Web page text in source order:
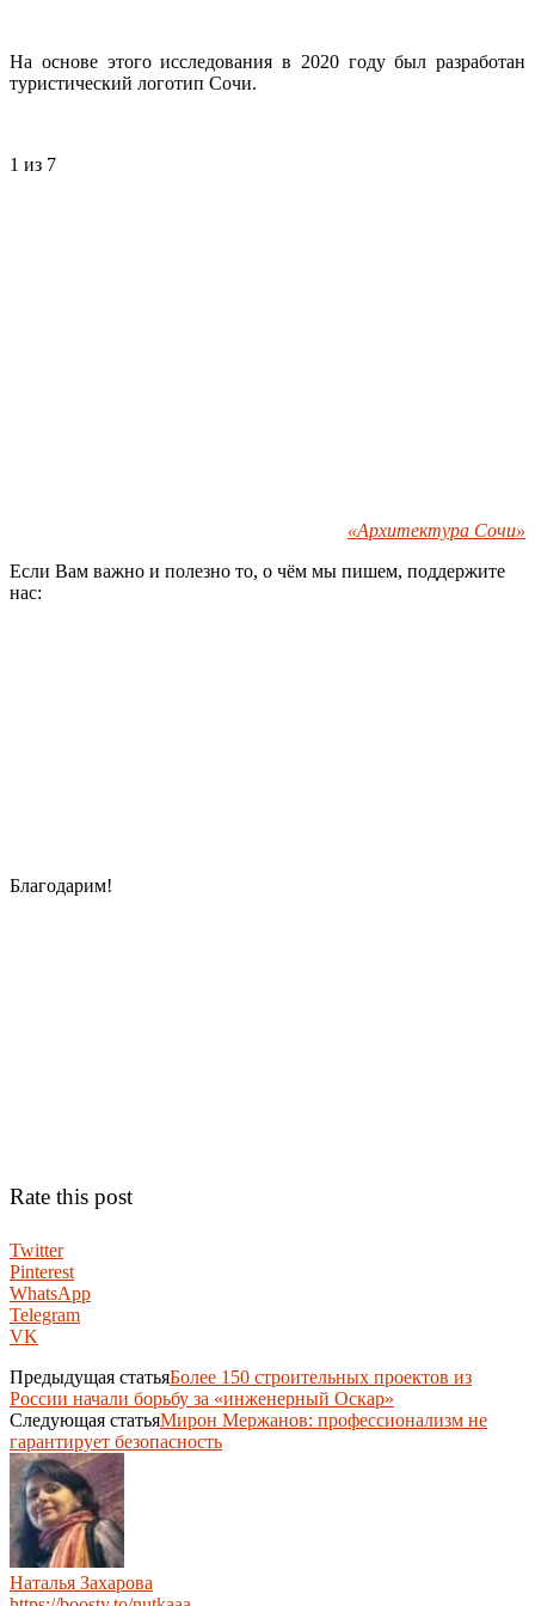
На основе этого исследования в 2020 году был разработан
туристический логотип Сочи.
1 из 7
«Архитектура Сочи»
Если Вам важно и полезно то, о чём мы пишем, поддержите
нас:
Благодарим!
Rate this post
Twitter
Pinterest
WhatsApp
Telegram
VK
Предыдущая статьяБолее 150 строительных проектов из
России начали борьбу за «инженерный Оскар»
Следующая статьяМирон Мержанов: профессионализм не
гарантирует безопасность
Наталья Захарова